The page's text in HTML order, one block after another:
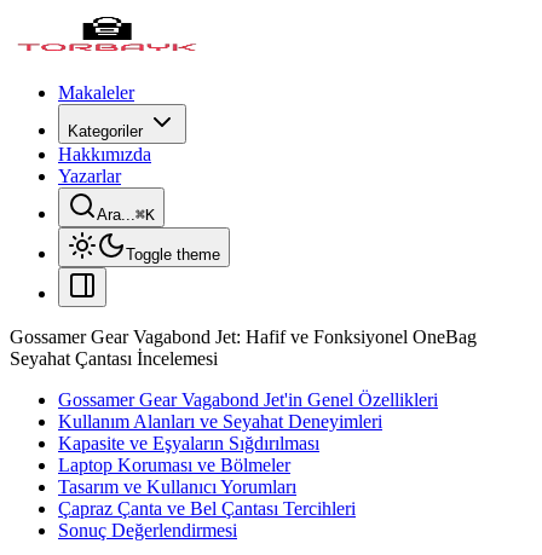
Makaleler
Kategoriler
Hakkımızda
Yazarlar
Ara...⌘K
Toggle theme
Gossamer Gear Vagabond Jet: Hafif ve Fonksiyonel OneBag
Seyahat Çantası İncelemesi
Gossamer Gear Vagabond Jet'in Genel Özellikleri
Kullanım Alanları ve Seyahat Deneyimleri
Kapasite ve Eşyaların Sığdırılması
Laptop Koruması ve Bölmeler
Tasarım ve Kullanıcı Yorumları
Çapraz Çanta ve Bel Çantası Tercihleri
Sonuç Değerlendirmesi